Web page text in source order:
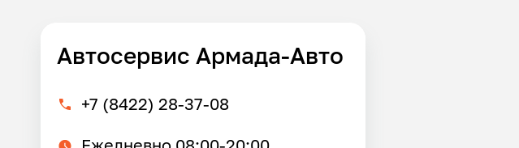
Автосервис Армада-Авто
+7 (8422) 28-37-08